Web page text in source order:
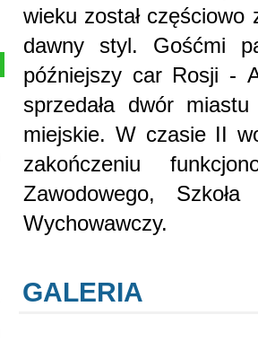
wieku został częściowo
dawny styl. Gośćmi
późniejszy car Rosji -
sprzedała dwór
miejskie. W czasie II
zakończeniu
Zawodowego,
Wychowawczy.
GALERIA